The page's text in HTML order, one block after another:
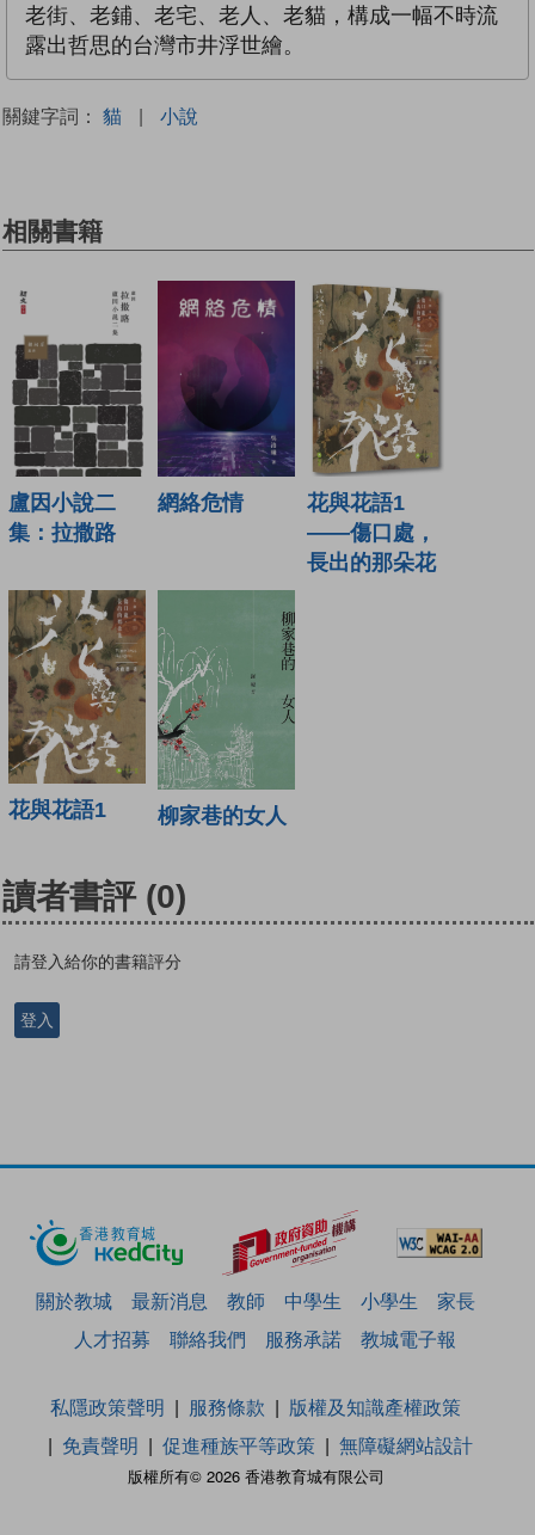
老街、老鋪、老宅、老人、老貓，構成一幅不時流
露出哲思的台灣市井浮世繪。
關鍵字詞： 貓 | 小說
相關書籍
盧因小說二
集：拉撒路
網絡危情
花與花語1
——傷口處，
長出的那朵花
花與花語1 柳家巷的女人
讀者書評 (0)
請登入給你的書籍評分
登入
關於教城 最新消息 教師 中學生 小學生
家長
人才招募
聯絡我們 服務承諾 教城電子報
版權所有© 2026 香港教育城有限公司
私隱政策聲明 服務條款
版權及知識產權政策
免責聲明
促進種族平等政策 無障礙網站設計